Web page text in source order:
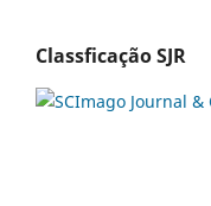
Classficação SJR